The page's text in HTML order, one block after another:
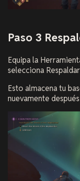
Paso 3
Equipa la
selecciona
Esto almacena tu
nuevamente